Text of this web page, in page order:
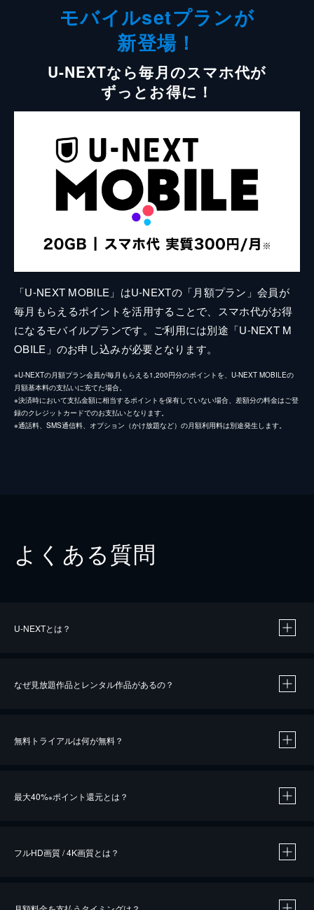
モバイルsetプランが
新登場！
U-NEXTなら毎月のスマホ代が
ずっとお得に！
「U-NEXT MOBILE」はU-NEXTの「月額プラン」会員が
毎月もらえるポイントを活用することで、スマホ代がお得
になるモバイルプランです。ご利用には別途「U-NEXT M
OBILE」のお申し込みが必要となります。
※U-NEXTの月額プラン会員が毎月もらえる1,200円分のポイントを、U-NEXT MOBILEの
月額基本料の支払いに充てた場合。
※決済時において支払金額に相当するポイントを保有していない場合、差額分の料金はご登
録のクレジットカードでのお支払いとなります。
※通話料、SMS通信料、オプション（かけ放題など）の月額利用料は別途発生します。
よくある質問
U-NEXTとは？
なぜ見放題作品とレンタル作品があるの？
無料トライアルは何が無料？
最大40%※ポイント還元とは？
フルHD画質 / 4K画質とは？